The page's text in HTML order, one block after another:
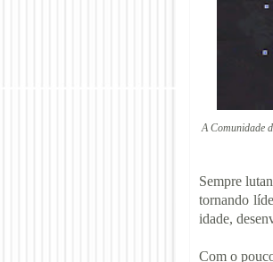
A Comunidade
Sempre
tornando
idade,
Com o